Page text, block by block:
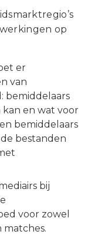
op
er
van
bemiddelaars
en wat voor
bemiddelaars
bestanden
bij
voor zowel